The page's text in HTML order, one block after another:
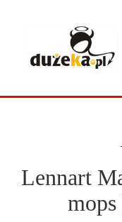
Lennart